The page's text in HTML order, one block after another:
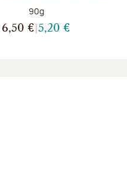
Poids net :
90g
6,50 € 5,20 €